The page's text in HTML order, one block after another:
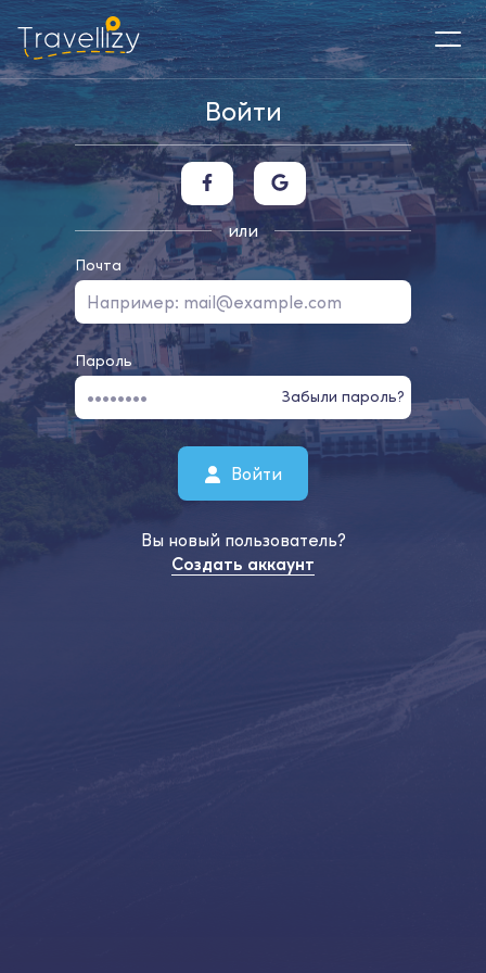
Войти
или
Почта
Пароль
Забыли пароль?
Войти
Вы новый пользователь?
Создать аккаунт